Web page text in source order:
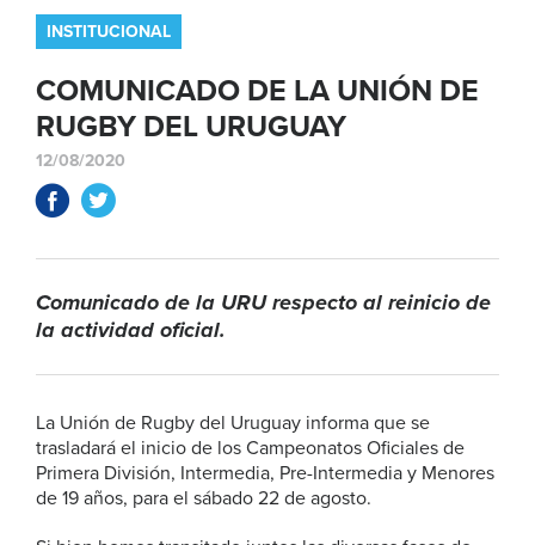
INSTITUCIONAL
COMUNICADO DE LA UNIÓN DE
RUGBY DEL URUGUAY
12/08/2020
Comunicado de la URU respecto al reinicio de
la actividad oficial.
La Unión de Rugby del Uruguay informa que se
trasladará el inicio de los Campeonatos Oficiales de
Primera División, Intermedia, Pre-Intermedia y Menores
de 19 años, para el sábado 22 de agosto.